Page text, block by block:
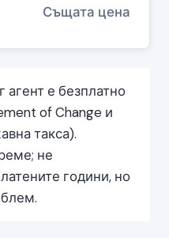
Същата цена
агент е безплатно
of Change и
такса).
не
години, но